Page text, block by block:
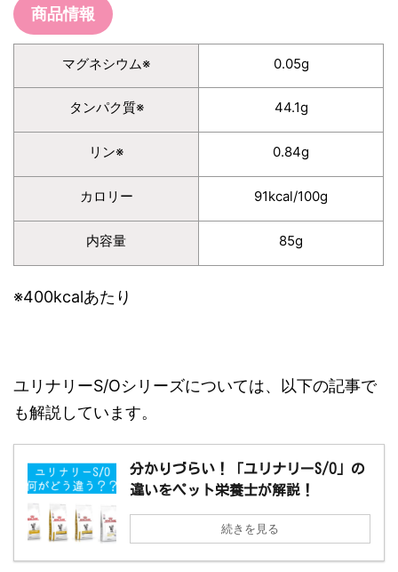
商品情報
マグネシウム※ 0.05g
タンパク質※ 44.1g
リン※ 0.84g
カロリー 91kcal/100g
内容量 85g
※400kcalあたり
ユリナリーS/Oシリーズについては、以下の記事で
も解説しています。
分かりづらい！「ユリナリーS/O」の
違いをペット栄養士が解説！
続きを見る